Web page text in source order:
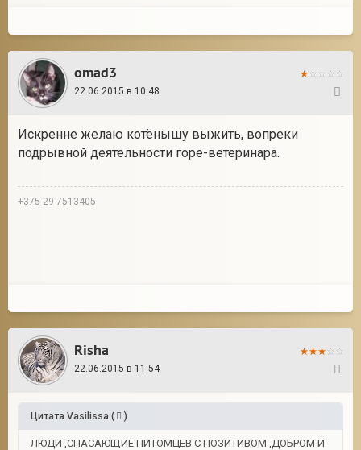
omad3
22.06.2015 в 10:48
Искренне желаю котёнышу выжить, вопреки
подрывной деятельности горе-ветеринара.
+375 29 7513405
Risha
22.06.2015 в 11:54
Цитата Vasilissa ( )
ЛЮДИ ,СПАСАЮЩИЕ ПИТОМЦЕВ С ПОЗИТИВОМ ,ДОБРОМ И